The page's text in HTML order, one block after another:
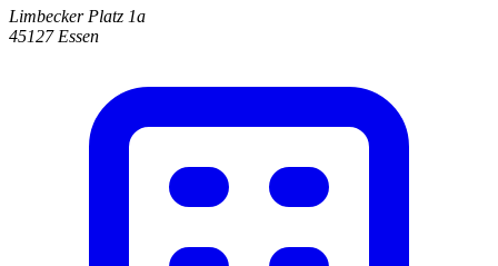
Limbecker Platz 1a
45127 Essen